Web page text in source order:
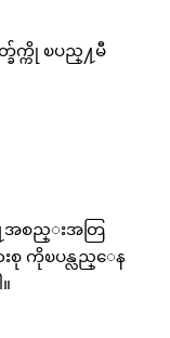
ခ်က္ကို ၿပည္႔မီ
႔အစည္းအတြ
စု ကိုၿပန္လည္ေန